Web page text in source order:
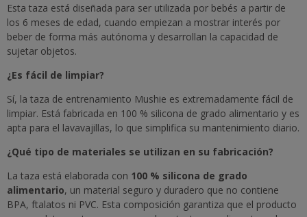
Esta taza está diseñada para ser utilizada por bebés a partir de
los 6 meses de edad, cuando empiezan a mostrar interés por
beber de forma más autónoma y desarrollan la capacidad de
sujetar objetos.
¿Es fácil de limpiar?
Sí, la taza de entrenamiento Mushie es extremadamente fácil de
limpiar. Está fabricada en 100 % silicona de grado alimentario y es
apta para el lavavajillas, lo que simplifica su mantenimiento diario.
¿Qué tipo de materiales se utilizan en su fabricación?
La taza está elaborada con 100 % silicona de grado
alimentario, un material seguro y duradero que no contiene
BPA, ftalatos ni PVC. Esta composición garantiza que el producto